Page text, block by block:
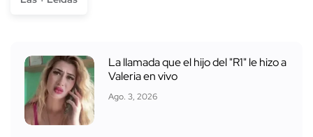
La llamada que el hijo del "R1" le hizo a
Valeria en vivo
Ago. 3, 2026